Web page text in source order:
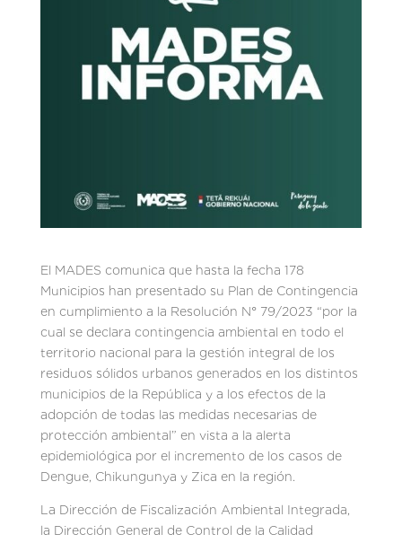
El MADES comunica que hasta la fecha 178
Municipios han presentado su Plan de Contingencia
en cumplimiento a la Resolución N° 79/2023 “por la
cual se declara contingencia ambiental en todo el
territorio nacional para la gestión integral de los
residuos sólidos urbanos generados en los distintos
municipios de la República y a los efectos de la
adopción de todas las medidas necesarias de
protección ambiental” en vista a la alerta
epidemiológica por el incremento de los casos de
Dengue, Chikungunya y Zica en la región.
La Dirección de Fiscalización Ambiental Integrada,
la Dirección General de Control de la Calidad